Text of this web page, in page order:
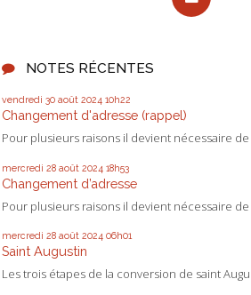
NOTES RÉCENTES
vendredi 30 août 2024 10h22
Changement d'adresse (rappel)
Pour plusieurs raisons il devient nécessaire de
mercredi 28 août 2024 18h53
Changement d’adresse
Pour plusieurs raisons il devient nécessaire de
mercredi 28 août 2024 06h01
Saint Augustin
Les trois étapes de la conversion de saint